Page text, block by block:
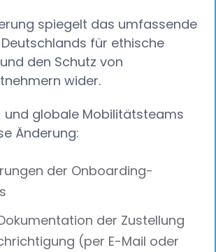
spiegelt das umfassende
für ethische
den Schutz von
wider.
und globale Mobilitätsteams
Änderung:
der Onboarding-
der Zustellung
(per E-Mail oder